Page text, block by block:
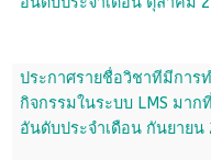
ประกาศรายชื่อวิชาทีมีการ
กิจกรรมในระบบ LMS มาก
อันดับประจำเดือน กันยายน